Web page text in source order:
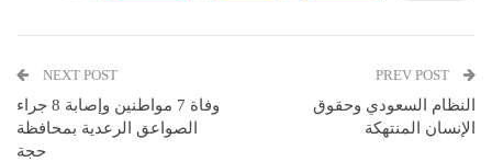
النظام السعودي وحقوق
الإنسان المنتهكة
NEXT POST
وفاة 7 مواطنين وإصابة 8 جراء
الصواعق الرعدية بمحافظة
حجة